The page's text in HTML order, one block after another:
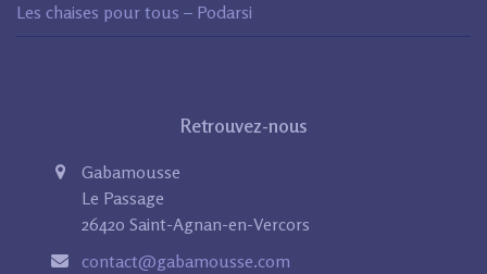
Les chaises pour tous – Podarsi
Retrouvez-nous
Gabamousse
Le Passage
26420 Saint-Agnan-en-Vercors
contact@gabamousse.com